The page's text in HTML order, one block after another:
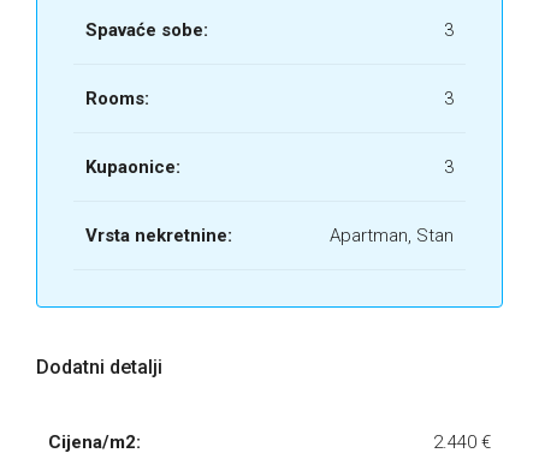
Spavaće sobe: 3
Rooms: 3
Kupaonice: 3
Vrsta nekretnine: Apartman, Stan
Dodatni detalji
Cijena/m2: 2.440 €